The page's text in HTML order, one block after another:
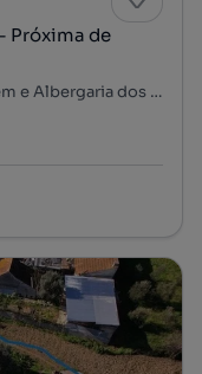
Próxima de
3100-671, Santiago e S. Simão de Litém e Albergaria dos Doze, Pombal, Leiria